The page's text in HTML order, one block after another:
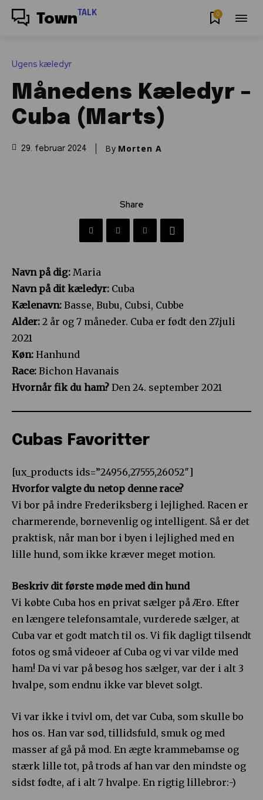
Town TALK 0
Ugens kæledyr
Månedens Kæledyr –
Cuba (Marts)
29. februar 2024 By Morten A
Share
Navn på dig: Maria
Navn på dit kæledyr: Cuba
Kælenavn: Basse, Bubu, Cubsi, Cubbe
Alder: 2 år og 7 måneder. Cuba er født den 27.juli
2021
Køn: Hanhund
Race: Bichon Havanais
Hvornår fik du ham? Den 24. september 2021
Cubas Favoritter
[ux_products ids=”24956,27555,26052″]
Hvorfor valgte du netop denne race?
Vi bor på indre Frederiksberg i lejlighed. Racen er
charmerende, børnevenlig og intelligent. Så er det
praktisk, når man bor i byen i lejlighed med en
lille hund, som ikke kræver meget motion.
Beskriv dit første møde med din hund
Vi købte Cuba hos en privat sælger på Ærø. Efter
en længere telefonsamtale, vurderede sælger, at
Cuba var et godt match til os. Vi fik dagligt tilsendt
fotos og små videoer af Cuba og vi var vilde med
ham! Da vi var på besøg hos sælger, var der i alt 3
hvalpe, som endnu ikke var blevet solgt.
Vi var ikke i tvivl om, det var Cuba, som skulle bo
hos os. Han var sød, tillidsfuld, smuk og med
masser af gå på mod. En ægte krammebamse og
stærk lille tot, på trods af han var den mindste og
sidst fødte, af i alt 7 hvalpe. En rigtig lillebror:-)